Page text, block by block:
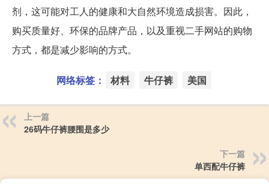
剂，这可能对工人的健康和大自然环境造成损害。因此，
购买质量好、环保的品牌产品，以及重视二手网站的购物
方式，都是减少影响的方式。
网络标签： 材料 牛仔裤 美国
上一篇
26码牛仔裤腰围是多少
下一篇
单西配牛仔裤